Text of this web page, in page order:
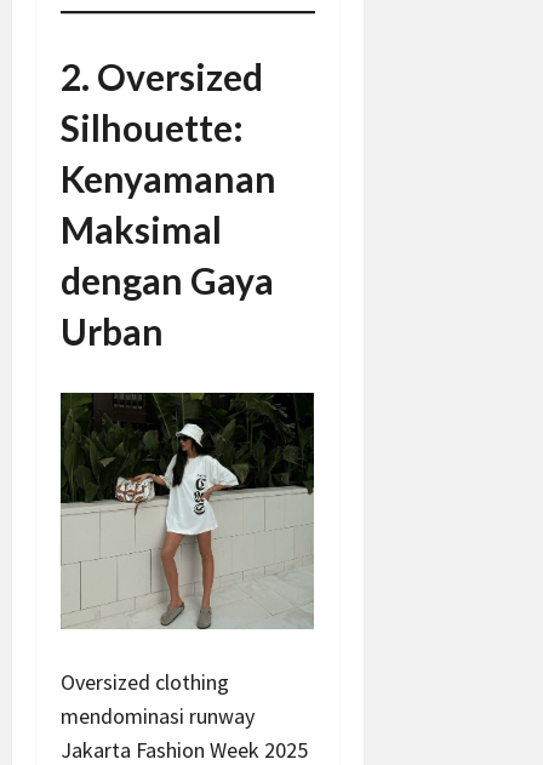
2. Oversized
Silhouette:
Kenyamanan
Maksimal
dengan Gaya
Urban
Oversized clothing
mendominasi runway
Jakarta Fashion Week 2025